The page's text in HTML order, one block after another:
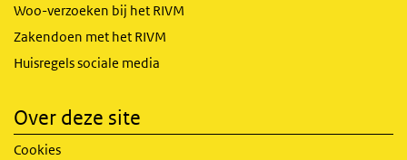
Woo-verzoeken bij het RIVM
Zakendoen met het RIVM
Huisregels sociale media
Over deze site
Cookies